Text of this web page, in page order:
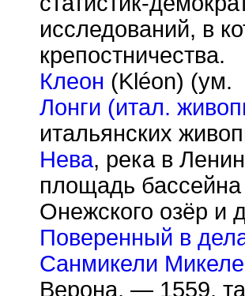
исследований, в
крепостничества.
Клеон (Kléon) (ум.
Лонги (итал.
итальянских
Нева, река в
площадь
Онежского озёр и
Поверенный в
Санмикели Микеле
Верона, — 1559,